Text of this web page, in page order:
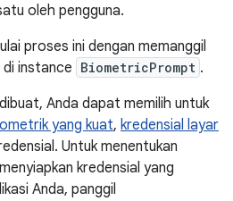
oleh pengguna.
proses ini dengan memanggil
di instance BiometricPrompt .
Anda dapat memilih untuk
yang kuat, kredensial layar
Untuk menentukan
kredensial yang
Anda, panggil